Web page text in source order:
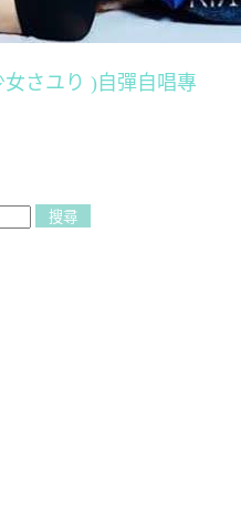
さユり )自彈自唱專
搜尋